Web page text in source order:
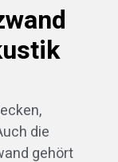
die
gehört